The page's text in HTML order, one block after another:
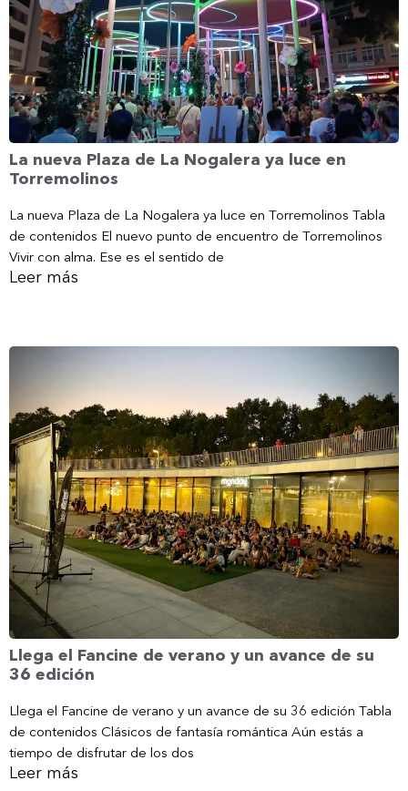
La nueva Plaza de La Nogalera ya luce en
Torremolinos
La nueva Plaza de La Nogalera ya luce en Torremolinos Tabla
de contenidos El nuevo punto de encuentro de Torremolinos
Vivir con alma. Ese es el sentido de
Leer más
Llega el Fancine de verano y un avance de su
36 edición
Llega el Fancine de verano y un avance de su 36 edición Tabla
de contenidos Clásicos de fantasía romántica Aún estás a
tiempo de disfrutar de los dos
Leer más